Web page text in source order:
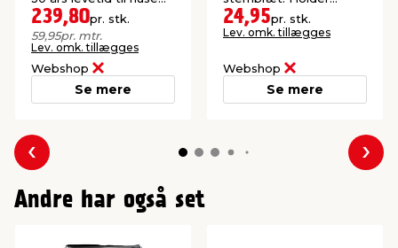
og mindre bygninger.
239,80pr. stk.
59,95pr. mtr.
Lev. omk. tillægges
Webshop
Se mere
tagrenden stabil og
sikkert på plads.
24,95pr. stk.
Lev. omk. tillægges
Webshop
Se mere
Forrige
Andre har også set